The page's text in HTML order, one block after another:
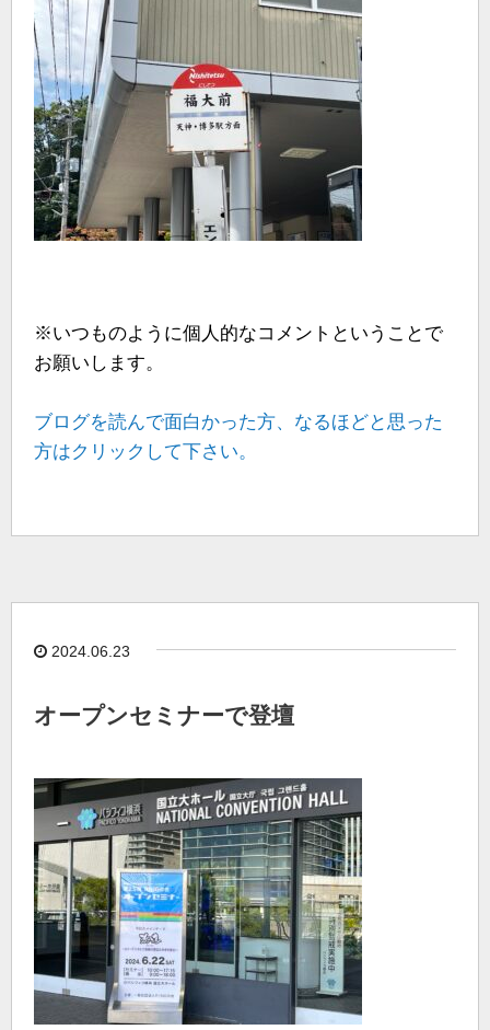
※いつものように個人的なコメントということで
お願いします。
ブログを読んで面白かった方、なるほどと思った
方はクリックして下さい。
2024.06.23
オープンセミナーで登壇